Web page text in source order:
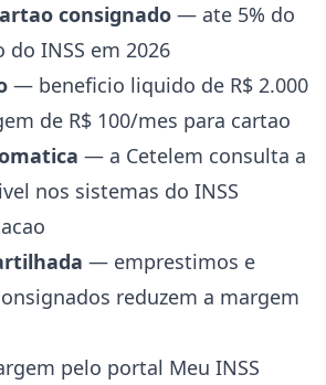
consignado — ate 5% do
INSS em 2026
— beneficio liquido de R$ 2.000
de R$ 100/mes para cartao
— a Cetelem consulta a
nos sistemas do INSS
— emprestimos e
reduzem a margem
pelo portal Meu INSS